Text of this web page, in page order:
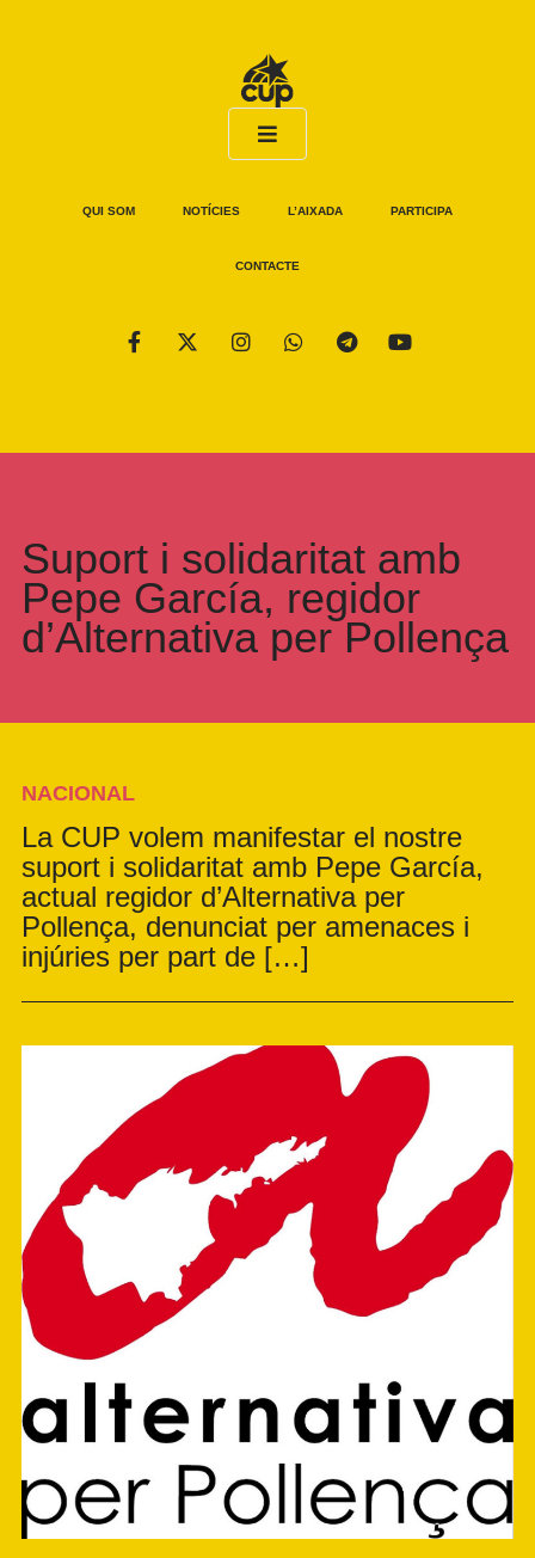
QUI SOM NOTÍCIES L’AIXADA PARTICIPA
CONTACTE
Suport i solidaritat amb
Pepe García, regidor
d’Alternativa per Pollença
NACIONAL
La CUP volem manifestar el nostre
suport i solidaritat amb Pepe García,
actual regidor d’Alternativa per
Pollença, denunciat per amenaces i
injúries per part de […]